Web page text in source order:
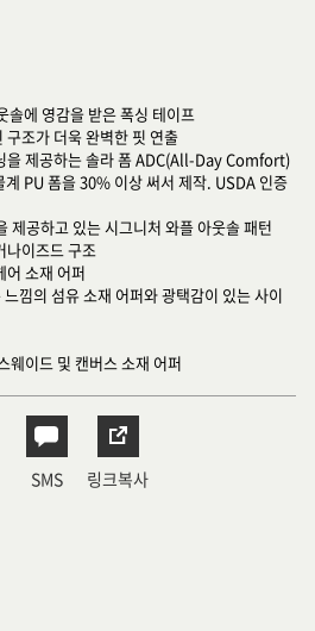
솔에 영감을 받은 폭싱 테이프
구조가 더욱 완벽한 핏 연출
을 제공하는 솔라 폼 ADC(All-Day Comfort)
PU 폼을 30% 이상 써서 제작. USDA 인증
제공하고 있는 시그니처 와플 아웃솔 패턴
나이즈드 구조
어 소재 어퍼
낌의 섬유 소재 어퍼와 광택감이 있는 사이
웨이드 및 캔버스 소재 어퍼
SMS 링크복사